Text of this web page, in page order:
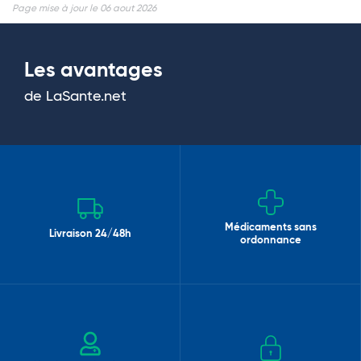
Page mise à jour le 06 aout 2026
Les avantages
de LaSante.net
Livraison 24/48h
Médicaments sans
ordonnance